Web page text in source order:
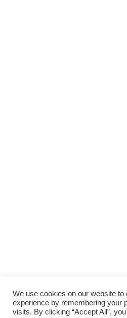
We use cookies on our website
experience by remembering your
visits. By clicking “Accept All”,